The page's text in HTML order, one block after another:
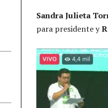
Sandra Julieta
para presidente y